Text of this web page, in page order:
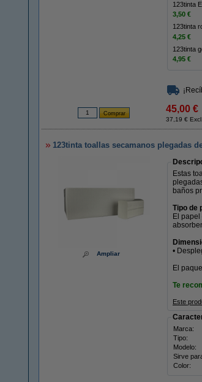
123tinta
3,50 €
123tinta
4,25 €
123tinta
4,95 €
45,00 €
37,19 €
123tinta toallas secamanos plegadas
Ampliar
Estas
baños
Tipo de
El
•
El
Te
Este
Marca:
Tipo:
Modelo:
Sirve
Color: